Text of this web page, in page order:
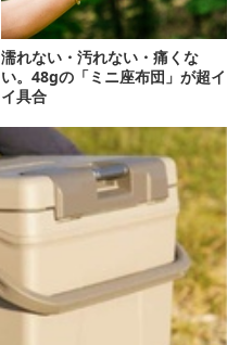
濡れない・汚れない・痛くな
い。48gの「ミニ座布団」が超イ
イ具合